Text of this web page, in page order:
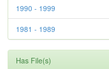
1990 - 1999
1981 - 1989
Has File(s)